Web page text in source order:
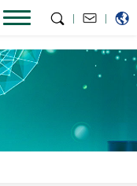
|
|